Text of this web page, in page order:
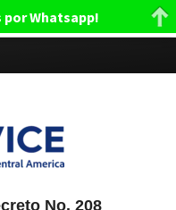
No. 208
por Whatsapp!